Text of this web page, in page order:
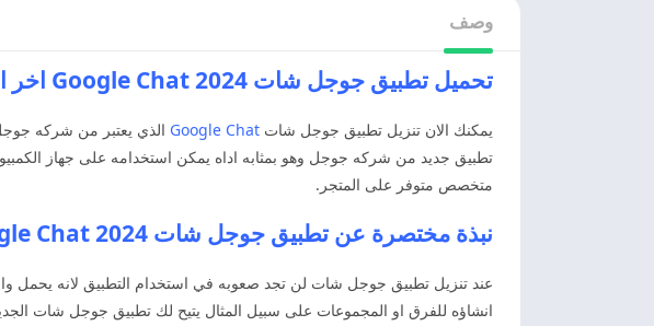
وصف
تحميل تطبيق جوجل شات Google Chat 2024 اخر اصدار مجانا
يمكنك الان تنزيل تطبيق جوجل شات Google Chat الذي يعتبر من شركه جوجل
تطبيق جديد من شركه جوجل وهو بمثابه اداه يمكن استخدامه على جهاز
متخصص متوفر على المتجر.
نبذة مختصرة عن تطبيق جوجل شات Google Chat 2024
عند تنزيل تطبيق جوجل شات لن تجد صعوبه في استخدام التطبيق لانه يحمل
انشاؤه للفرق او المجموعات على سبيل المثال يتيح لك تطبيق جوجل شات